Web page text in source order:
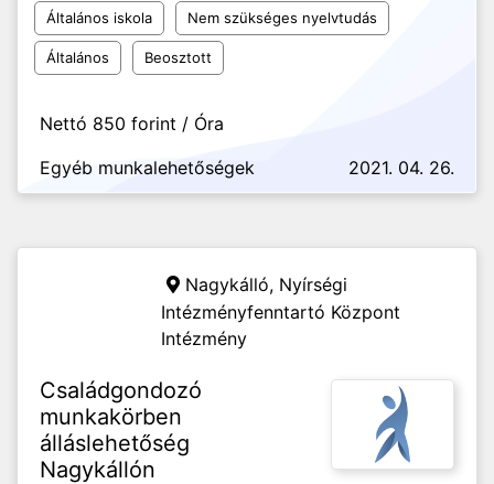
Általános iskola Nem szükséges nyelvtudás
Általános Beosztott
Nettó 850 forint / Óra
Egyéb munkalehetőségek
2021. 04. 26.
Nagykálló, Nyírségi
Intézményfenntartó Központ
Intézmény
Családgondozó
munkakörben
álláslehetőség
Nagykállón